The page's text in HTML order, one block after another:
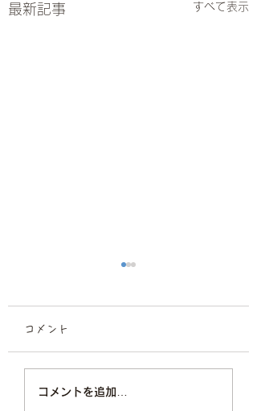
最新記事 すべて表示
プロフィール撮影/宣材
コメント
コメントを追加…